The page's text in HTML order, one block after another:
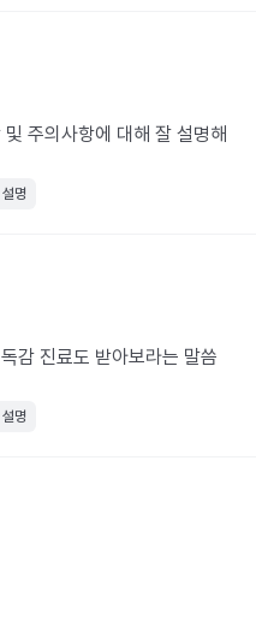
주의사항에 대해 잘 설명해
명
감 진료도 받아보라는 말씀
명